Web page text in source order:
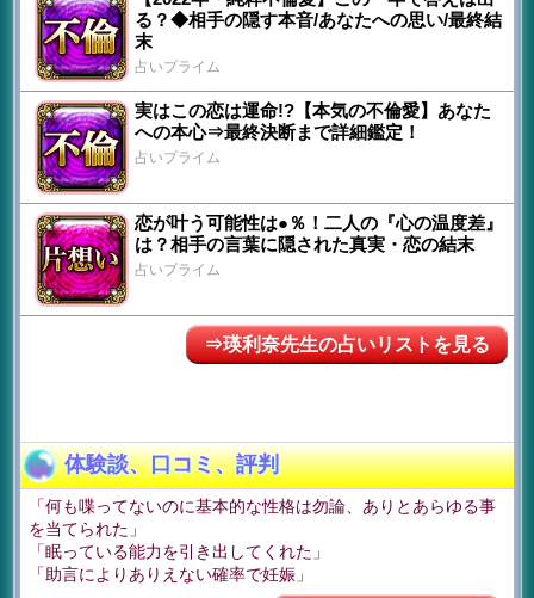
る？◆相手の隠す本音/あなたへの思い/最終結
末
占いプライム
実はこの恋は運命!?【本気の不倫愛】あなた
への本心⇒最終決断まで詳細鑑定！
占いプライム
恋が叶う可能性は●％！二人の『心の温度差』
は？相手の言葉に隠された真実・恋の結末
占いプライム
⇒瑛利奈先生の占いリストを見る
体験談、口コミ、評判
「何も喋ってないのに基本的な性格は勿論、ありとあらゆる事
を当てられた」
「眠っている能力を引き出してくれた」
「助言によりありえない確率で妊娠」